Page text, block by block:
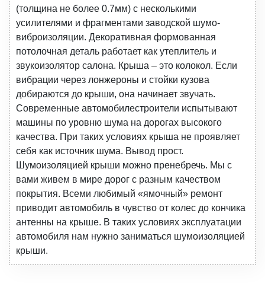
(толщина не более 0.7мм) с несколькими
усилителями и фрагментами заводской шумо-
виброизоляции. Декоративная формованная
потолочная деталь работает как утеплитель и
звукоизолятор салона. Крыша – это колокол. Если
вибрации через лонжероны и стойки кузова
добираются до крыши, она начинает звучать.
Современные автомобилестроители испытывают
машины по уровню шума на дорогах высокого
качества. При таких условиях крыша не проявляет
себя как источник шума. Вывод прост.
Шумоизоляцией крыши можно пренебречь. Мы с
вами живем в мире дорог с разным качеством
покрытия. Всеми любимый «ямочный» ремонт
приводит автомобиль в чувство от колес до кончика
антенны на крыше. В таких условиях эксплуатации
автомобиля нам нужно заниматься шумоизоляцией
крыши.